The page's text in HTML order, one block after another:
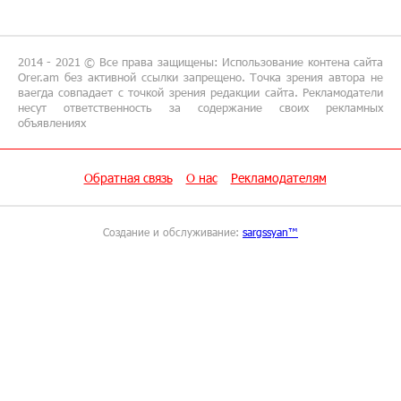
соглашения между Арменией и
Азербайджаном близко
17:27:13 8-07-2026
Idram - главный партнер ежегодной
конференции «На пути к осознанному
2014 - 2021 © Все права защищены: Использование контена сайта
Orer.am без активной ссылки запрещено. Точка зрения автора не
ваегда совпадает с точкой зрения редакции сайта. Рекламодатели
несут ответственность за содержание своих рекламных
объявлениях
Обратная связь О нас Рекламодателям
Создание и обслуживание: sargssyan™